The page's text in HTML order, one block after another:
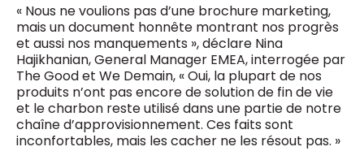
« Nous ne voulions pas d’une brochure marketing,
mais un document honnête montrant nos progrès
et aussi nos manquements », déclare Nina
Hajikhanian, General Manager EMEA, interrogée par
The Good et We Demain, « Oui, la plupart de nos
produits n’ont pas encore de solution de fin de vie
et le charbon reste utilisé dans une partie de notre
chaîne d’approvisionnement. Ces faits sont
inconfortables, mais les cacher ne les résout pas. »
Des questions ?